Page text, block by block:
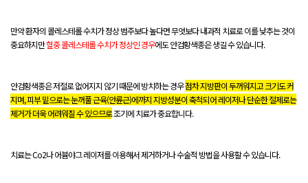
만약 환자의 콜레스테롤 수치가 정상 범주보다 높다면 무엇보다 내과적 치료로 이를 낮추는 것이
중요하지만혈중 콜레스테롤 수치가 정상인 경우에도 안검황색종은 생길 수 있습니다.
안검황색종은 저절로 없어지지 않기 때문에 방치하는 경우점차 지방판이 두꺼워지고 크기도 커
지며, 피부 밑으로는 눈꺼풀 근육(안륜근)에까지 지방성분이 축척되어 레이저나 단순한 절제로는
제거가 더욱 어려워질 수 있으므로조기에 치료가 중요합니다.
치료는 Co2나 어븀야그 레이저를 이용해서 제거하거나 수술적 방법을 사용할 수 있습니다.